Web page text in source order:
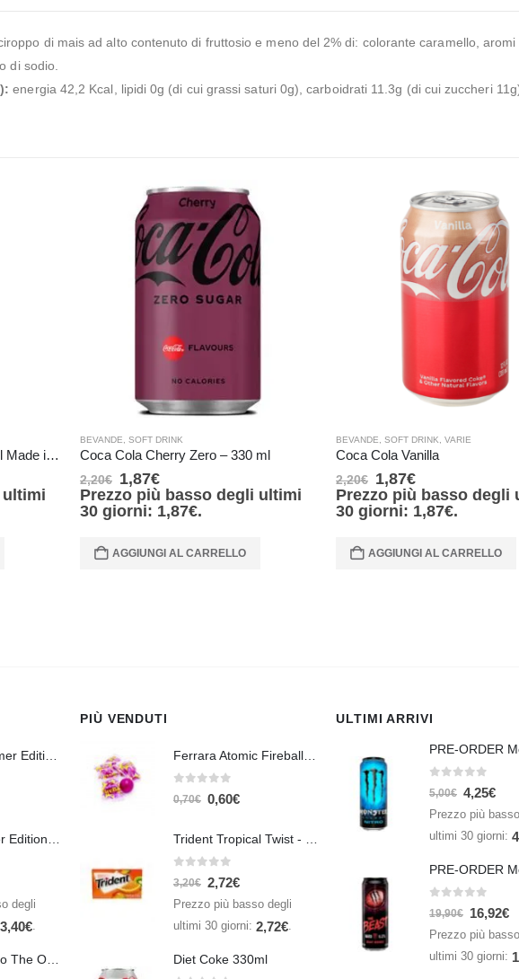
di mais ad alto contenuto di fruttosio e meno del 2% di: colorante caramello,
di sodio.
energia 42,2 Kcal, lipidi 0g (di cui grassi saturi 0g), carboidrati 11.3g (di cui zuccheri
Canada Dry Ginger Ale 330 ml Made in Canada
ultimi
BEVANDE SOFT DRINK
Coca Cola Cherry Zero – 330 ml
2,20€ 1,87€
Prezzo più basso degli ultimi
30 giorni: 1,87€.
AGGIUNGI AL CARRELLO
BEVANDE SOFT DRINK VARIE
Coca Cola Vanilla
2,20€ 1,87€
Prezzo più basso degli
30 giorni: 1,87€.
AGGIUNGI AL CARRELLO
degli
3,40€.
PIÙ VENDUTI
Su 5
0,70€ 0,60€
Su 5
3,20€ 2,72€
Prezzo più basso degli
ultimi 30 giorni: 2,72€.
Diet Coke 330ml
ULTIMI ARRIVI
Su 5
5,00€ 4,25€
Prezzo più
ultimi 30 giorni:
19,90€ 16,92€
Prezzo più
ultimi 30 giorni: